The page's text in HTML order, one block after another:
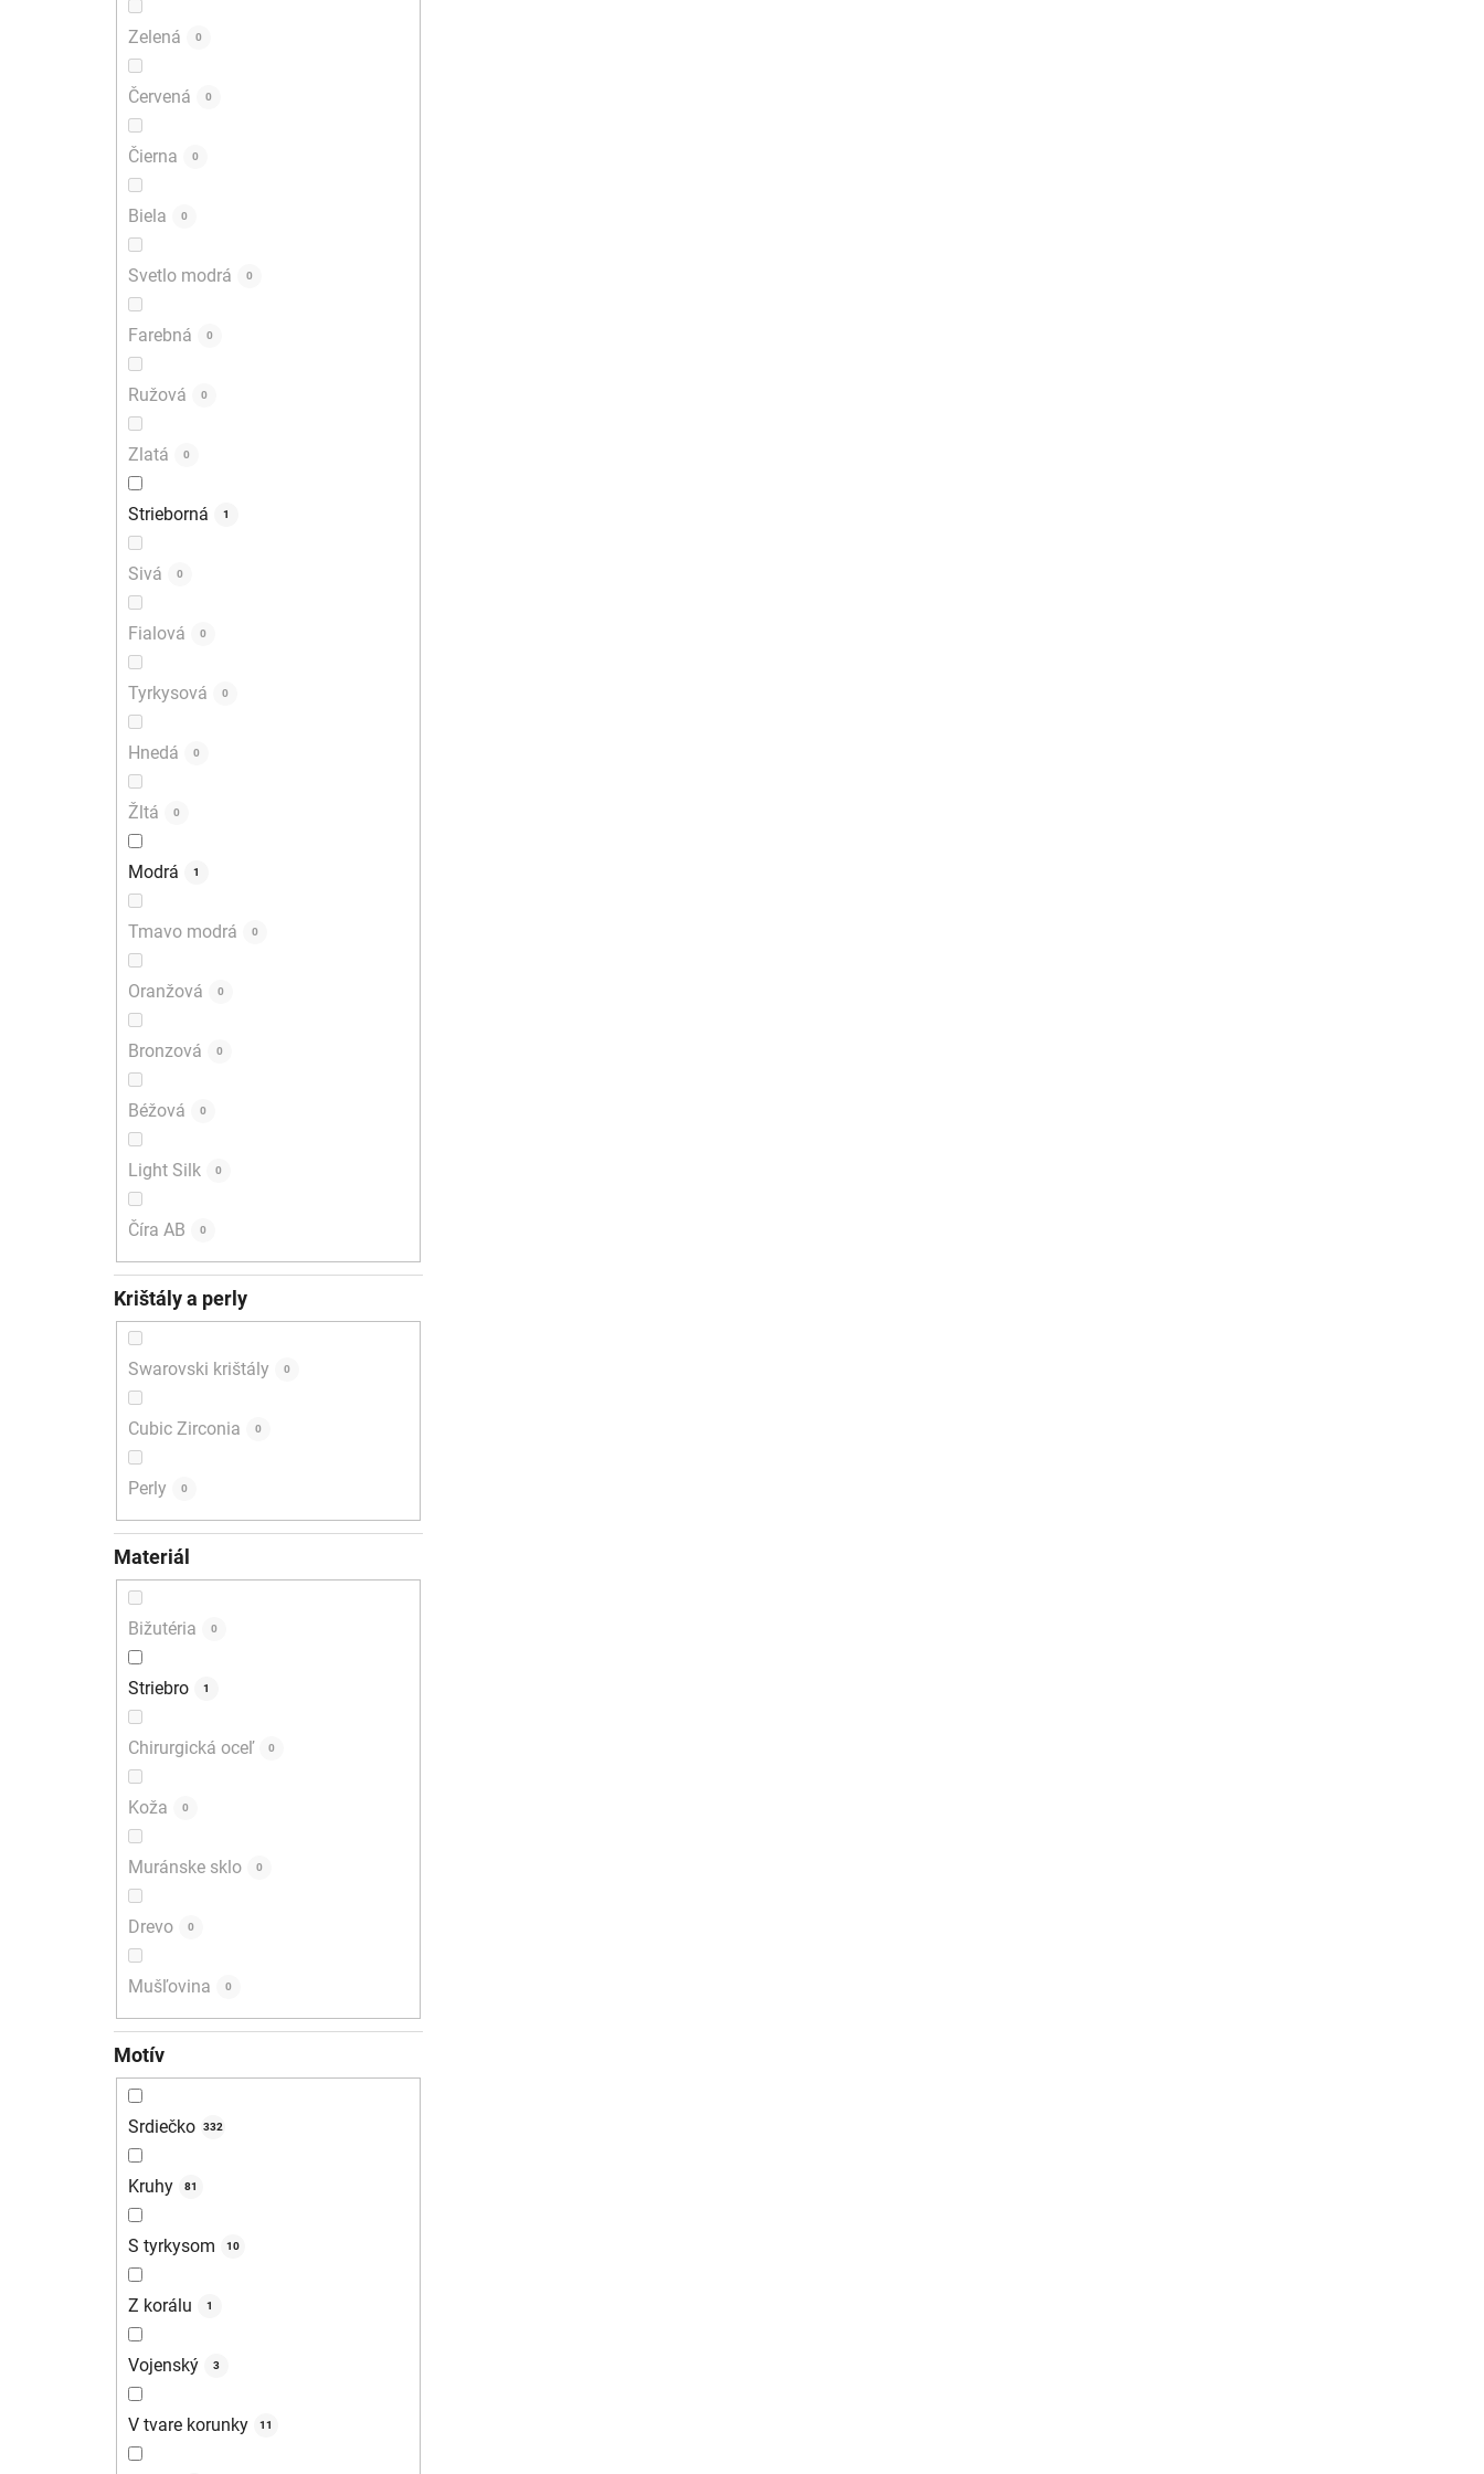
Zelená 0
Červená 0
Čierna 0
Biela 0
Svetlo modrá 0
Farebná 0
Ružová 0
Zlatá 0
Strieborná 1
Sivá 0
Fialová 0
Tyrkysová 0
Hnedá 0
Žltá 0
Modrá 1
Tmavo modrá 0
Oranžová 0
Bronzová 0
Béžová 0
Light Silk 0
Číra AB 0
Krištály a perly
Swarovski krištály 0
Cubic Zirconia 0
Perly 0
Materiál
Bižutéria 0
Striebro 1
Chirurgická oceľ 0
Koža 0
Muránske sklo 0
Drevo 0
Mušľovina 0
Motív
Srdiečko 332
Kruhy 81
S tyrkysom 10
Z korálu 1
Vojenský 3
V tvare korunky 11